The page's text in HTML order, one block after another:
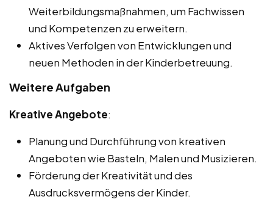
Weiterbildungsmaßnahmen, um Fachwissen
und Kompetenzen zu erweitern.
Aktives Verfolgen von Entwicklungen und
neuen Methoden in der Kinderbetreuung.
Weitere Aufgaben
Kreative Angebote:
Planung und Durchführung von kreativen
Angeboten wie Basteln, Malen und Musizieren.
Förderung der Kreativität und des
Ausdrucksvermögens der Kinder.